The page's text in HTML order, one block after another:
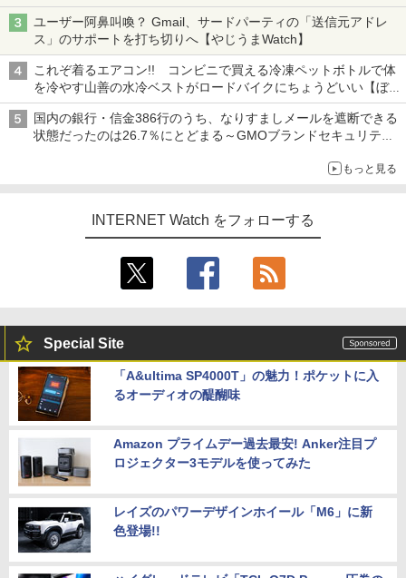
真や映像を使った投資詐欺などへの対策として
ユーザー阿鼻叫喚？ Gmail、サードパーティの「送信元アドレ
ス」のサポートを打ち切りへ【やじうまWatch】
これぞ着るエアコン!! コンビニで買える冷凍ペットボトルで体
を冷やす山善の水冷ベストがロードバイクにちょうどいい【ぼっ
ち・ざ・ろーど！その14】【空いた時間でなにしてる？】
国内の銀行・信金386行のうち、なりすましメールを遮断できる
状態だったのは26.7％にとどまる～GMOブランドセキュリティ
もっと見る
INTERNET Watch をフォローする
Special Site
「A&ultima SP4000T」の魅力！ポケットに入
るオーディオの醍醐味
Amazon プライムデー過去最安! Anker注目プ
ロジェクター3モデルを使ってみた
レイズのパワーデザインホイール「M6」に新
色登場!!